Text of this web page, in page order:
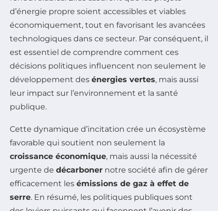
d’énergie propre soient accessibles et viables
économiquement, tout en favorisant les avancées
technologiques dans ce secteur. Par conséquent, il
est essentiel de comprendre comment ces
décisions politiques influencent non seulement le
développement des énergies vertes, mais aussi
leur impact sur l’environnement et la santé
publique.
Cette dynamique d’incitation crée un écosystème
favorable qui soutient non seulement la
croissance économique, mais aussi la nécessité
urgente de décarboner notre société afin de gérer
efficacement les émissions de gaz à effet de
serre. En résumé, les politiques publiques sont